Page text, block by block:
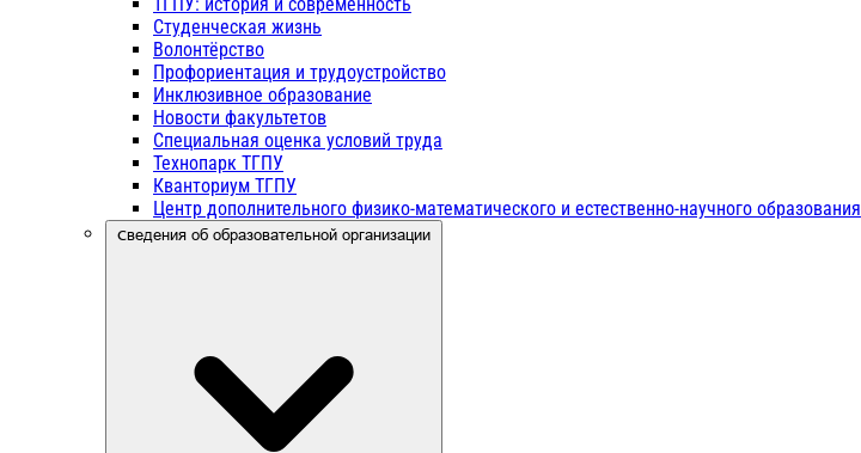
ТГПУ: история и современность
Студенческая жизнь
Волонтёрство
Профориентация и трудоустройство
Инклюзивное образование
Новости факультетов
Специальная оценка условий труда
Технопарк ТГПУ
Кванториум ТГПУ
Центр дополнительного физико-математического и естественно-научного образования
Сведения об образовательной организации